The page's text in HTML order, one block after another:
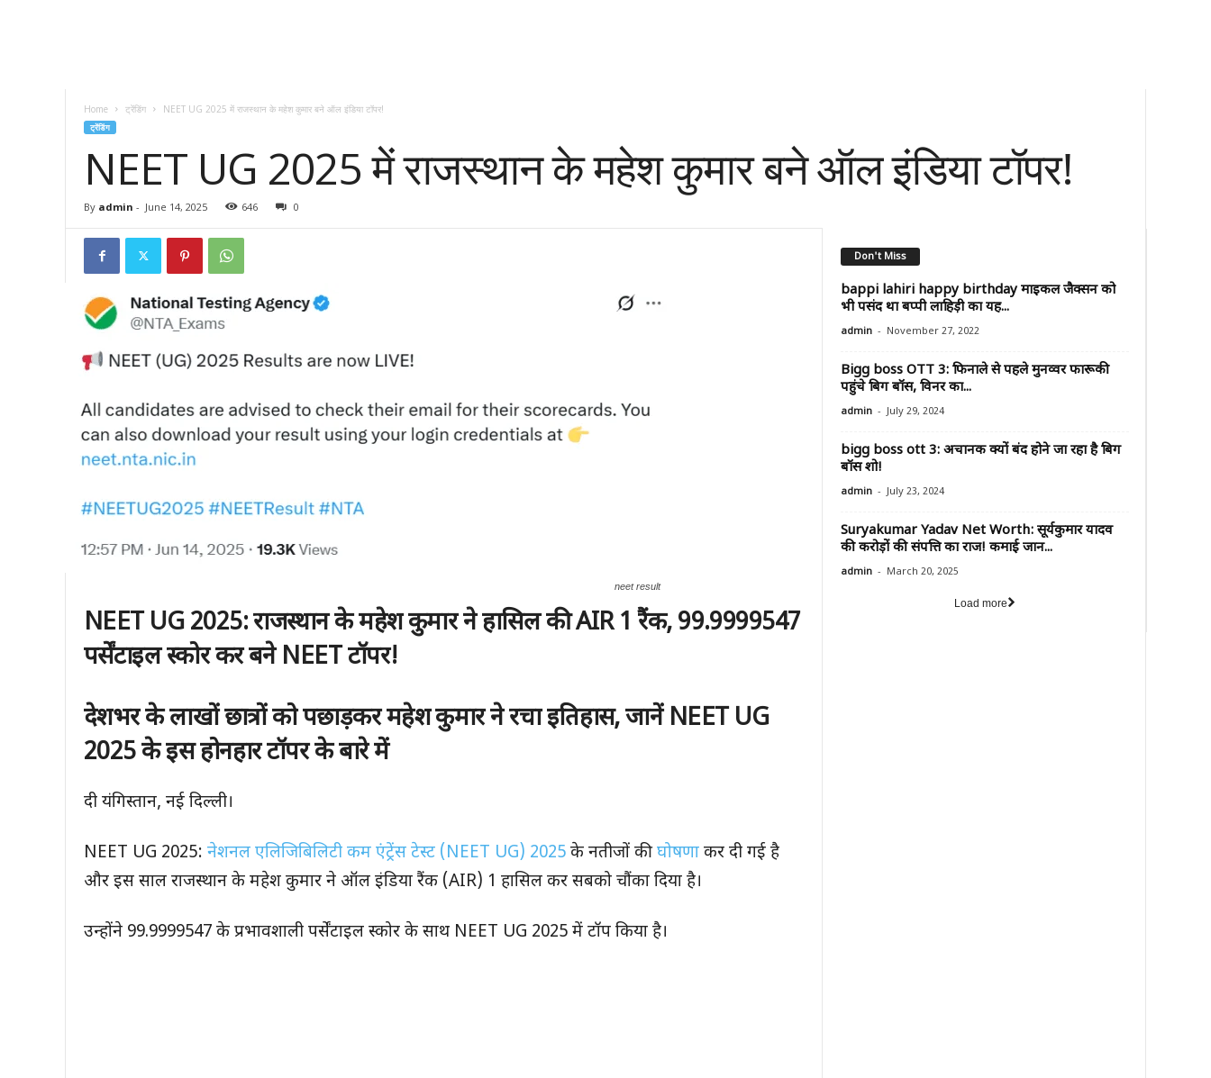
Home ट्रेंडिंग NEET UG 2025 में राजस्थान के महेश कुमार बने ऑल इंडिया टॉपर!
ट्रेंडिंग
NEET UG 2025 में राजस्थान के महेश कुमार बने ऑल इंडिया टॉपर!
By admin - June 14, 2025 646 0
neet result
NEET UG 2025: राजस्थान के महेश कुमार ने हासिल की AIR 1 रैंक, 99.9999547
पर्सेंटाइल स्कोर कर बने NEET टॉपर!
देशभर के लाखों छात्रों को पछाड़कर महेश कुमार ने रचा इतिहास, जानें NEET UG
2025 के इस होनहार टॉपर के बारे में
दी यंगिस्तान, नई दिल्ली।
NEET UG 2025: नेशनल एलिजिबिलिटी कम एंट्रेंस टेस्ट (NEET UG) 2025 के नतीजों कीघोषणा कर दी गई है
और इस साल राजस्थान के महेश कुमार ने ऑल इंडिया रैंक (AIR) 1 हासिल कर सबको चौंका दिया है।
उन्होंने 99.9999547 के प्रभावशाली पर्सेंटाइल स्कोर के साथ NEET UG 2025 में टॉप किया है।
Don't Miss
bappi lahiri happy birthday माइकल जैक्सन को
भी पसंद था बप्पी लाहिड़ी का यह...
admin - November 27, 2022
Bigg boss OTT 3: फिनाले से पहले मुनव्वर फारूकी
पहुंचे बिग बॉस, विनर का...
admin - July 29, 2024
bigg boss ott 3: अचानक क्यों बंद होने जा रहा है बिग
बॉस शो!
admin - July 23, 2024
Suryakumar Yadav Net Worth: सूर्यकुमार यादव
की करोड़ों की संपत्ति का राज! कमाई जान...
admin - March 20, 2025
Load more